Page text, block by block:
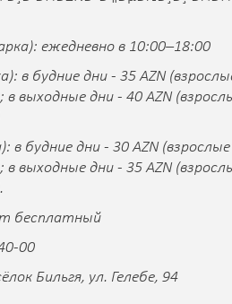
ежедневно в 10:00–18:00
в будние дни - 35 AZN
выходные дни - 40 AZN
в будние дни - 30 AZN
выходные дни - 35 AZN
бесплатный
00
Бильгя, ул. Гелебе, 94